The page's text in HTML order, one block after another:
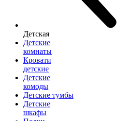
Детская
Детские
комнаты
Кровати
детские
Детские
комоды
Детские тумбы
Детские
шкафы